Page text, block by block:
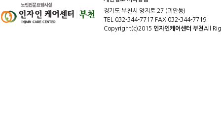
경기도 부천시 양지로 27 (괴안동)
TEL:032-344-7717 FAX:032-344-7719
Copyright(c)2015 인자인케어센터 부천All